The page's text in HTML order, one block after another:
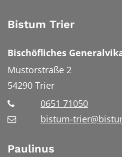
Bistum Trier
Bischöfliches
Mustorstraße 2
54290 Trier
0651 71050
bistum-
Paulinus